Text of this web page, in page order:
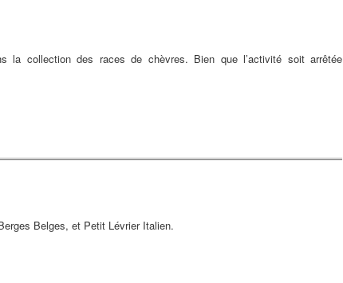
la collection des races de chèvres. Bien que l’activité soit arrêtée
Belges, et Petit Lévrier Italien.